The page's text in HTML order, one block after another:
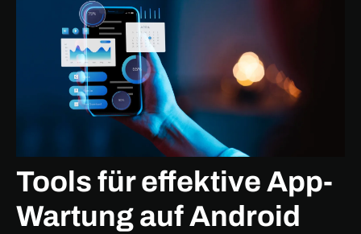
Tools für effektive App-
Wartung auf Android